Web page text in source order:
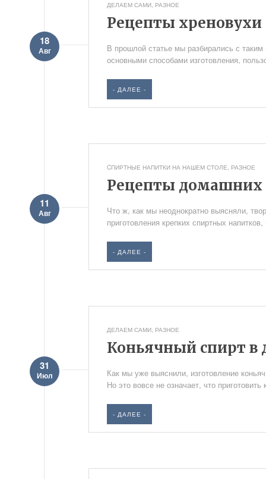
ДЕЛАЕМ САМИ, РАЗНОЕ
Рецепты хреновухи
18
Авг
В прошлой статье мы разбирались с таким
основными способами изготовления,
- ДАЛЕЕ -
CПИРТНЫЕ НАПИТКИ НА НАШЕМ СТОЛЕ, РАЗНОЕ
Рецепты домашних
11
Авг
Что ж, как мы неоднократно выясняли,
приготовления крепких спиртных
- ДАЛЕЕ -
ДЕЛАЕМ САМИ, РАЗНОЕ
Коньячный спирт
31
Июл
Как мы уже выяснили, изготовление
Но это вовсе не означает, что
- ДАЛЕЕ -